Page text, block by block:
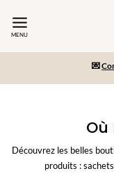
MENU
-10% sur votre
💌
Paiement en 2x/
Découvrez les belles
produits :